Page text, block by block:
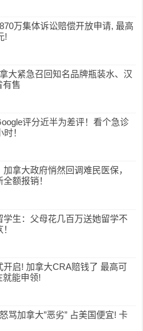
万集体诉讼赔偿开放申请, 最高
!
大紧急召回知名品牌瓶装水、汉
有售
评分近半为差评！看个急诊
！
拿大政府悄然回调难民医保，
额报销！
学生：父母花几百万送她留学不
开启! 加拿大CRA赔钱了 最高可
就能申领!
骂加拿大”恶劣” 占美国便宜! 卡